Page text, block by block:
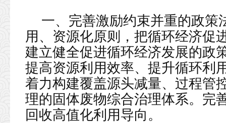
一、完善激励约束并重的政策
用、资源化原则，把循环经济促
建立健全促进循环经济发展的政
提高资源利用效率、提升循环利
着力构建覆盖源头减量、过程管
理的固体废物综合治理体系。完
回收高值化利用导向。